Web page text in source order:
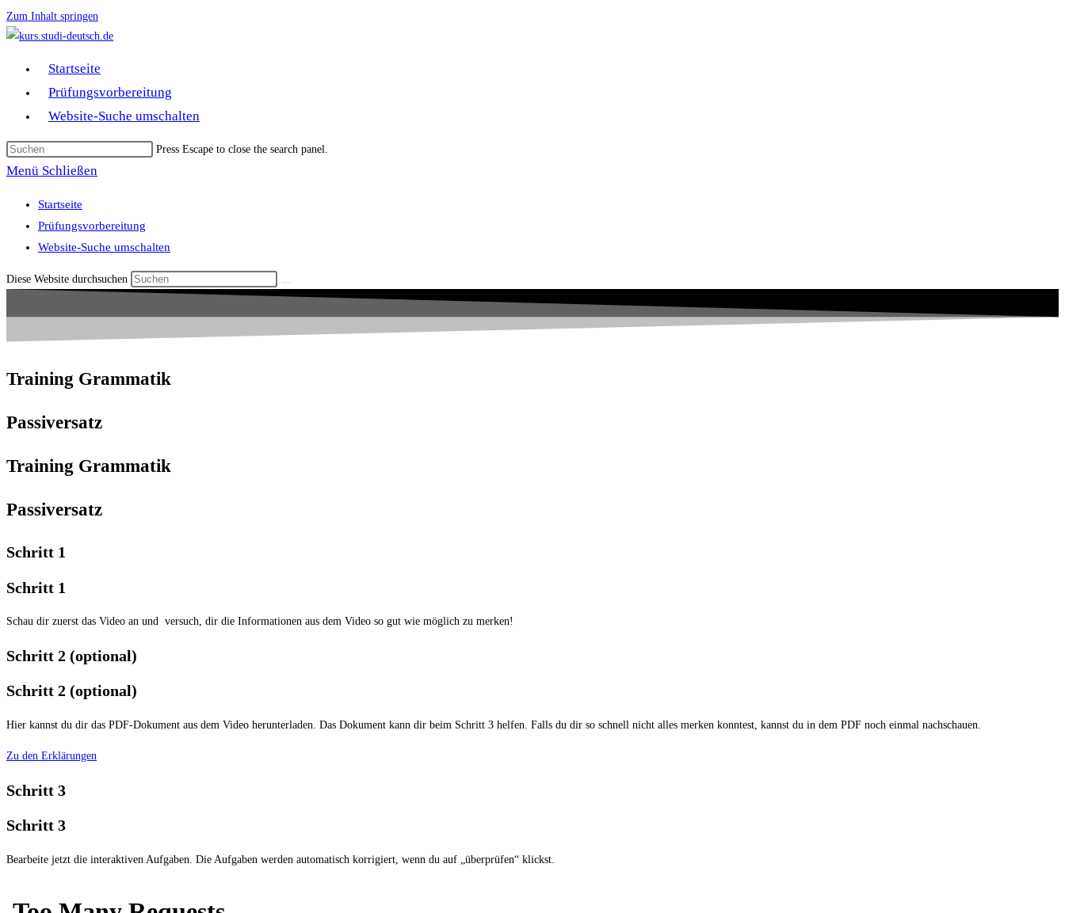
Zum Inhalt springen
Startseite
Prüfungsvorbereitung
Website-Suche umschalten
Press Escape to close the search panel.
Menü Schließen
Startseite
Prüfungsvorbereitung
Website-Suche umschalten
Diese Website durchsuchen
Training Grammatik
Passiversatz
Training Grammatik
Passiversatz
Schritt 1
Schritt 1
Schau dir zuerst das Video an und versuch, dir die Informationen aus dem Video so gut wie möglich zu merken!
Schritt 2 (optional)
Schritt 2 (optional)
Hier kannst du dir das PDF-Dokument aus dem Video herunterladen. Das Dokument kann dir beim Schritt 3 helfen. Falls du dir so schnell nicht alles merken konntest, kannst du in dem PDF noch einmal nachschauen.
Zu den Erklärungen
Schritt 3
Schritt 3
Bearbeite jetzt die interaktiven Aufgaben. Die Aufgaben werden automatisch korrigiert, wenn du auf „überprüfen“ klickst.